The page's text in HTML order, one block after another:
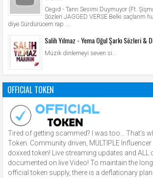
Cegıd - Tanrı Sesimi Duymuyor (Ft.
Sözleri JAGGED VERSE Belki saçlarım
diye Sürdürücem rap ...
Salih Yılmaz - Yema Oğul Şarkı Sözleri &
Müzik dinlemeyi seven si...
OFFICIAL TOKEN
Tired of getting scammed? I was too… That’s
Token. Community driven, MULTIPLE
doxxed token! Live streaming updates and ALL
documented on live Video! To maintain the
official token supply, there is a deflationary